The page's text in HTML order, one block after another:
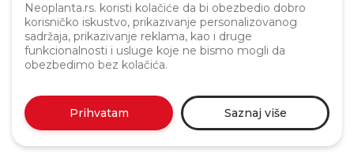
Neoplanta.rs. koristi kolačiće da bi obezbedio dobro
korisničko iskustvo, prikazivanje personalizovanog
sadržaja, prikazivanje reklama, kao i druge
funkcionalnosti i usluge koje ne bismo mogli da
obezbedimo bez kolačića.
Prihvatam Saznaj više